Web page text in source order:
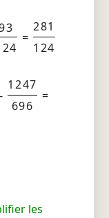
=
281
124
-
1247
696
=
les